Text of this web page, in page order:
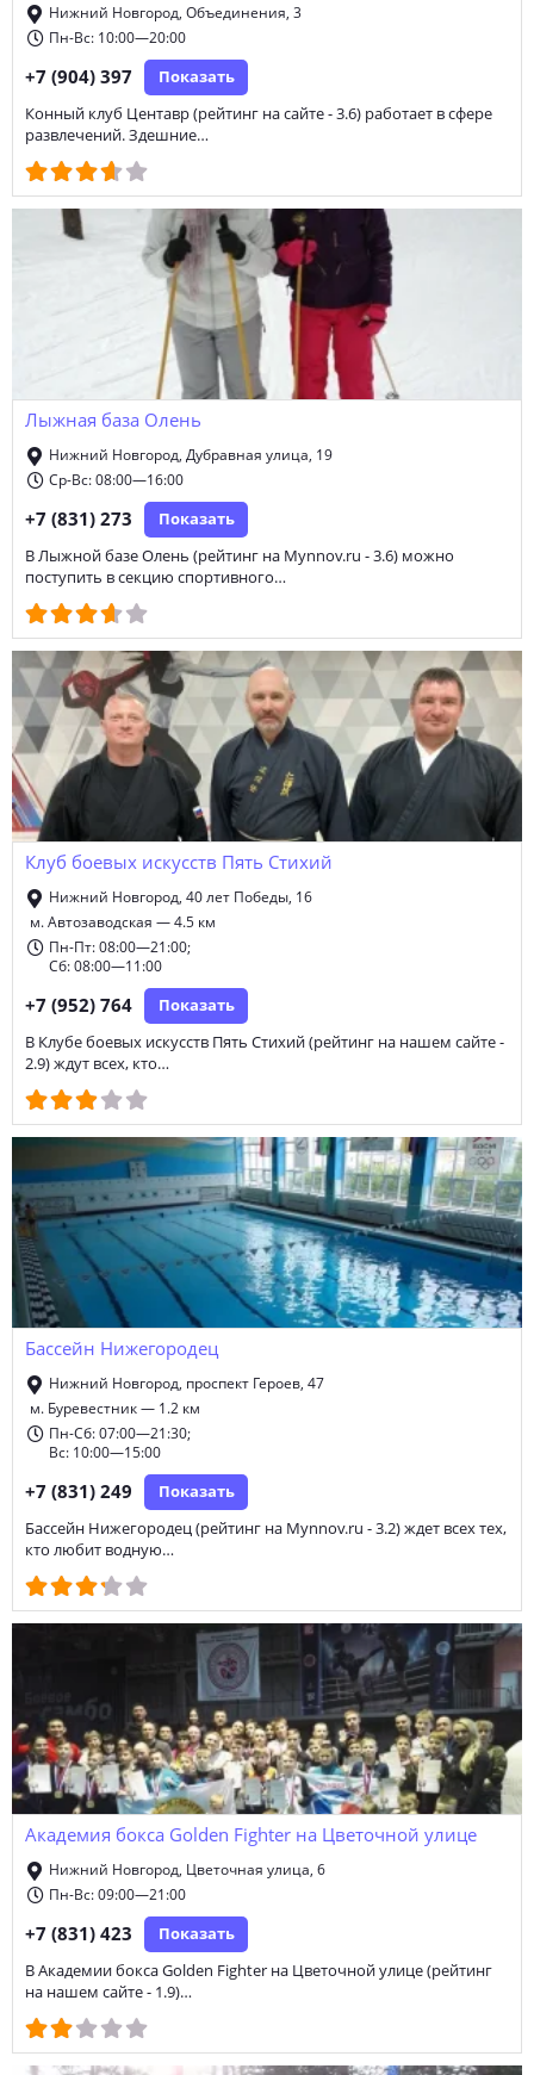
курсы немецкого языка
Нижний Новгород, Объединения, 3
Пн-Вс: 10:00—20:00
+7 (904) 397 Показать
Конный клуб Центавр (рейтинг на сайте - 3.6) работает в сфере
развлечений. Здешние…
Лыжная база Олень
Нижний Новгород, Дубравная улица, 19
Ср-Вс: 08:00—16:00
+7 (831) 273 Показать
В Лыжной базе Олень (рейтинг на Mynnov.ru - 3.6) можно
поступить в секцию спортивного…
Клуб боевых искусств Пять Стихий
Нижний Новгород, 40 лет Победы, 16
м. Автозаводская — 4.5 км
Пн-Пт: 08:00—21:00;
Сб: 08:00—11:00
+7 (952) 764 Показать
В Клубе боевых искусств Пять Стихий (рейтинг на нашем сайте -
2.9) ждут всех, кто…
Бассейн Нижегородец
Нижний Новгород, проспект Героев, 47
м. Буревестник — 1.2 км
Пн-Сб: 07:00—21:30;
Вс: 10:00—15:00
+7 (831) 249 Показать
Бассейн Нижегородец (рейтинг на Mynnov.ru - 3.2) ждет всех тех,
кто любит водную…
Академия бокса Golden Fighter на Цветочной улице
Нижний Новгород, Цветочная улица, 6
Пн-Вс: 09:00—21:00
+7 (831) 423 Показать
В Академии бокса Golden Fighter на Цветочной улице (рейтинг
на нашем сайте - 1.9)…